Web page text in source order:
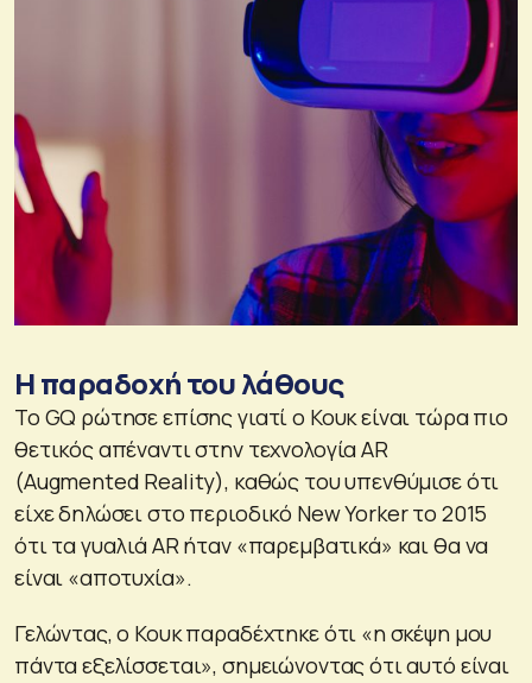
Η παραδοχή του λάθους
Το GQ ρώτησε επίσης γιατί ο Κουκ είναι τώρα πιο
θετικός απέναντι στην τεχνολογία AR
(Augmented Reality), καθώς του υπενθύμισε ότι
είχε δηλώσει στο περιοδικό New Yorker το 2015
ότι τα γυαλιά AR ήταν «παρεμβατικά» και θα να
είναι «αποτυχία».
Γελώντας, ο Κουκ παραδέχτηκε ότι «η σκέψη μου
πάντα εξελίσσεται», σημειώνοντας ότι αυτό είναι